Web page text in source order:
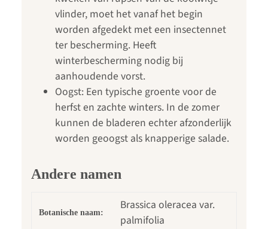
vlinder, moet het vanaf het begin
worden afgedekt met een insectennet
ter bescherming. Heeft
winterbescherming nodig bij
aanhoudende vorst.
Oogst: Een typische groente voor de
herfst en zachte winters. In de zomer
kunnen de bladeren echter afzonderlijk
worden geoogst als knapperige salade.
Andere namen
Botanische naam:
Brassica oleracea var.
palmifolia